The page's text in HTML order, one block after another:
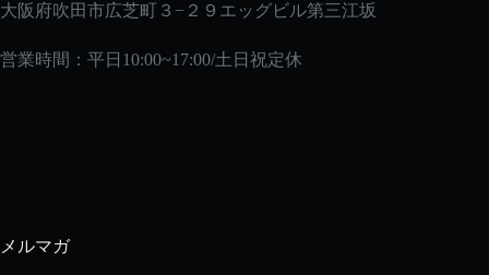
大阪府吹田市広芝町３−２９エッグビル第三江坂
営業時間：平日10:00~17:00/土日祝定休
メルマガ